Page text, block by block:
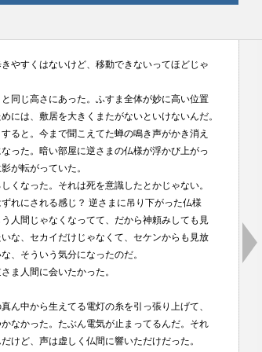
やすくはないけど、移動できないってほどじゃ
同じ高さにあった。ふすま全体が妙に高い位置
には、敷居を大きくまたがないといけないんだ。
ると。今まで聞こえてた蝉の鳴き声がかき消え
った。暗い部屋に逆さまの仏様が浮かび上がっ
が転がっていた。
くなった。それは死を意識したとかじゃない。
れにされる感じ？ 逆さまに吊り下がった仏様
人間じゃなくなってて、だから神頼みしても見
な、セカイだけじゃなくて、セケンからも見放
、そういう気分になったのだ。
ま人間に会いたかった。
ん中から生えてる電灯の糸を引っ張り上げて、
なかった。たぶん電気が止まってるんだ。それ
けど、声は虚しく仏間に響いただけだった。